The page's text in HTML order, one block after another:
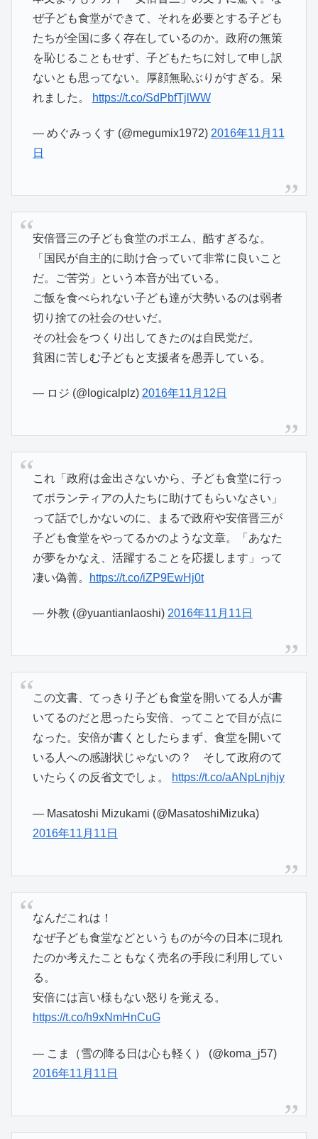
ぜ子ども食堂ができて、それを必要とする子ども
たちが全国に多く存在しているのか。政府の無策
を恥じることもせず、子どもたちに対して申し訳
ないとも思ってない。厚顔無恥ぶりがすぎる。呆
れました。
https://t.co/SdPbfTjlWW
— めぐみっくす (@megumix1972) 2016年11月11
日
安倍晋三の子ども食堂のポエム、酷すぎるな。
「国民が自主的に助け合っていて非常に良いこと
だ。ご苦労」という本音が出ている。
ご飯を食べられない子ども達が大勢いるのは弱者
切り捨ての社会のせいだ。
その社会をつくり出してきたのは自民党だ。
貧困に苦しむ子どもと支援者を愚弄している。
— ロジ (@logicalplz) 2016年11月12日
これ「政府は金出さないから、子ども食堂に行っ
てボランティアの人たちに助けてもらいなさい」
って話でしかないのに、まるで政府や安倍晋三が
子ども食堂をやってるかのような文章。「あなた
が夢をかなえ、活躍することを応援します」って
凄い偽善。
https://t.co/iZP9EwHj0t
— 外教 (@yuantianlaoshi) 2016年11月11日
この文書、てっきり子ども食堂を開いてる人が書
いてるのだと思ったら安倍、ってことで目が点に
なった。安倍が書くとしたらまず、食堂を開いて
いる人への感謝状じゃないの？ そして政府のて
いたらくの反省文でしょ。
https://t.co/aANpLnjhjy
— Masatoshi Mizukami (@MasatoshiMizuka)
2016年11月11日
なんだこれは！
なぜ子ども食堂などというものが今の日本に現れ
たのか考えたこともなく売名の手段に利用してい
る。
安倍には言い様もない怒りを覚える。
https://t.co/h9xNmHnCuG
— こま（雪の降る日は心も軽く） (@koma_j57)
2016年11月11日